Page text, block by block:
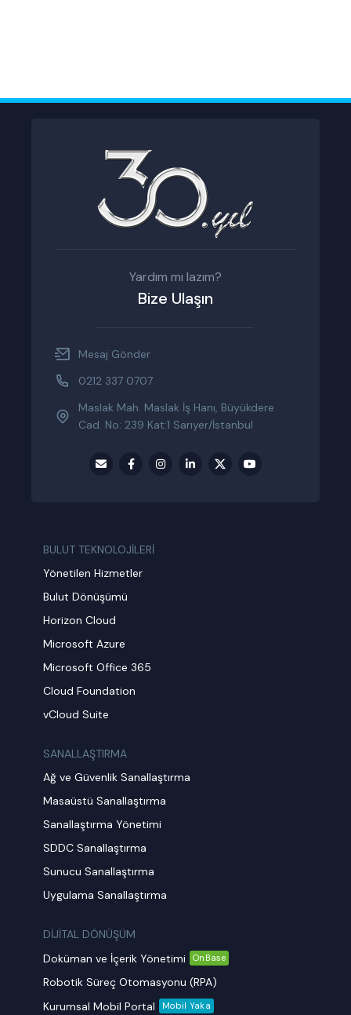
Yardım mı lazım?
Bize Ulaşın
Mesaj Gönder
0212 337 0707
Maslak Mah. Maslak İş Hanı, Büyükdere
Cad. No: 239 Kat:1 Sarıyer/İstanbul
BULUT TEKNOLOJİLERİ
Yönetilen Hizmetler
Bulut Dönüşümü
Horizon Cloud
Microsoft Azure
Microsoft Office 365
Cloud Foundation
vCloud Suite
SANALLAŞTIRMA
Ağ ve Güvenlik Sanallaştırma
Masaüstü Sanallaştırma
Sanallaştırma Yönetimi
SDDC Sanallaştırma
Sunucu Sanallaştırma
Uygulama Sanallaştırma
DİJİTAL DÖNÜŞÜM
Doküman ve İçerik Yönetimi
OnBase
Robotik Süreç Otomasyonu (RPA)
Kurumsal Mobil Portal
Mobil Yaka